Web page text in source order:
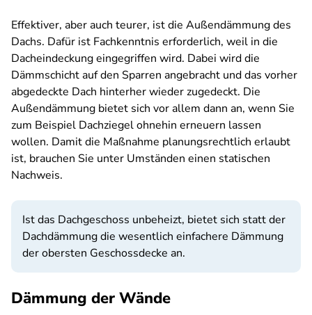
Effektiver, aber auch teurer, ist die Außendämmung des
Dachs. Dafür ist Fachkenntnis erforderlich, weil in die
Dacheindeckung eingegriffen wird. Dabei wird die
Dämmschicht auf den Sparren angebracht und das vorher
abgedeckte Dach hinterher wieder zugedeckt. Die
Außendämmung bietet sich vor allem dann an, wenn Sie
zum Beispiel Dachziegel ohnehin erneuern lassen
wollen. Damit die Maßnahme planungsrechtlich erlaubt
ist, brauchen Sie unter Umständen einen statischen
Nachweis.
Ist das Dachgeschoss unbeheizt, bietet sich statt der
Dachdämmung die wesentlich einfachere Dämmung
der obersten Geschossdecke an.
Dämmung der Wände